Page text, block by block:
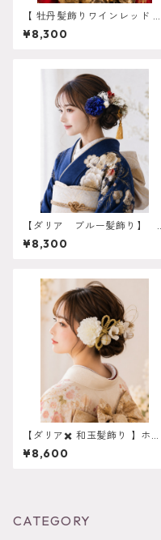
【 牡丹髪飾りワインレッド 】
成人式 卒業式 振袖 袴 結婚
式 オーダーメイド対応】成人
¥8,300
【ダリア ブルー髪飾り】
卒業式 袴 振袖 成人式
オーダーメイド対応 k-0061
¥8,300
【ダリア✖️ 和玉髪飾り 】ホワ
イトゴールド 成人式 白無
垢 卒業式 振袖 袴 結婚式 オー
¥8,600
CATEGORY